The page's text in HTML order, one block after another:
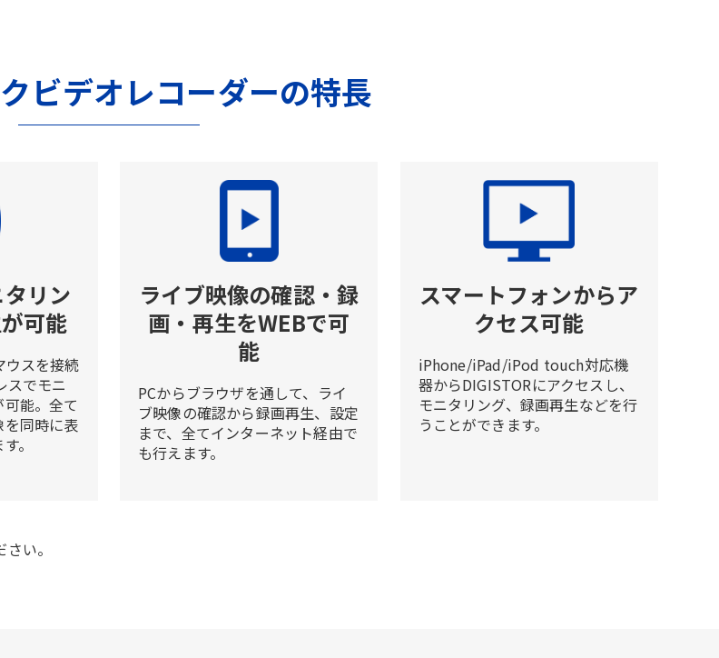
ビデオレコーダーの特長
リン
可能
ウスを接続
スでモニ
能。全て
を同時に表
。
ライブ映像の確認・録
画・再生をWEBで可
能
PCからブラウザを通して、ライ
ブ映像の確認から録画再生、設定
まで、全てインターネット経由で
も行えます。
スマートフォンからア
クセス可能
iPhone/iPad/iPod touch対応機
器からDIGISTORにアクセスし、
モニタリング、録画再生などを行
うことができます。
い。